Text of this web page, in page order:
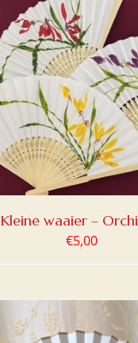
Kleine waaier –
€5,00